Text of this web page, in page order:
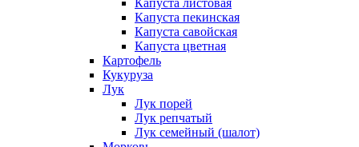
Капуста листовая
Капуста пекинская
Капуста савойская
Капуста цветная
Картофель
Кукуруза
Лук
Лук порей
Лук репчатый
Лук семейный (шалот)